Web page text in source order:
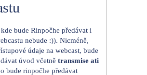
bude Rinpočhe předávat i
nebude :)). Nicméně,
údaje na webcast, bude
úvod včetně transmise ati
bude rinpočhe předávat